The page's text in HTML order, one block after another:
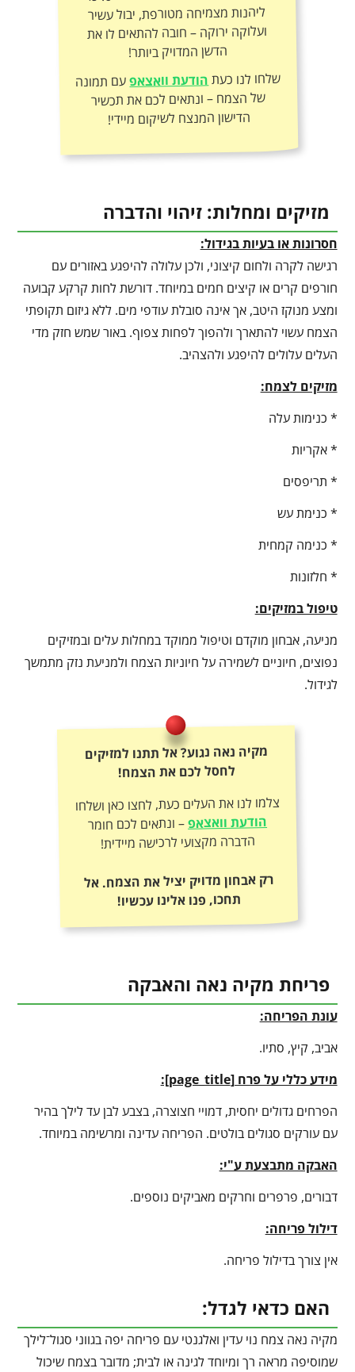
הדשן המדויק ביותר!
שלחו לנו כעתהודעת וואצאפעם תמונה
של הצמח – ונתאים לכם את תכשיר
הדישון המנצח לשיקום מיידי!
מזיקים ומחלות: זיהוי והדברה
חסרונות או בעיות בגידול:
רגישה לקרה ולחום קיצוני, ולכן עלולה להיפגע באזורים עם
חורפים קרים או קיצים חמים במיוחד. דורשת לחות קרקע קבועה
ומצע מנוקז היטב, אך אינה סובלת עודפי מים. ללא גיזום תקופתי
הצמח עשוי להתארך ולהפוך לפחות צפוף. באור שמש חזק מדי
העלים עלולים להיפגע ולהצהיב.
מזיקים לצמח:
* כנימות עלה
* אקריות
* תריפסים
* כנימת עש
* כנימה קמחית
* חלזונות
טיפול במזיקים:
מניעה, אבחון מוקדם וטיפול ממוקד במחלות עלים ובמזיקים
נפוצים, חיוניים לשמירה על חיוניות הצמח ולמניעת נזק מתמשך
לגידול.
מקיה נאה נגוע? אל תתנו למזיקים
לחסל לכם את הצמח!
צלמו לנו את העלים כעת, לחצו כאן ושלחו
הודעת וואצאפ– ונתאים לכם חומר
הדברה מקצועי לרכישה מיידית!
רק אבחון מדויק יציל את הצמח. אל
תחכו, פנו אלינו עכשיו!
פריחת מקיה נאה והאבקה
עונת הפריחה:
אביב, קיץ, סתיו.
מידע כללי על פרח [page_title
]:
הפרחים גדולים יחסית, דמויי חצוצרה, בצבע לבן עד לילך בהיר
עם עורקים סגולים בולטים. הפריחה עדינה ומרשימה במיוחד.
האבקה מתבצעת ע"י:
דבורים, פרפרים וחרקים מאביקים נוספים.
דילול פריחה:
אין צורך בדילול פריחה.
האם כדאי לגדל:
מקיה נאה צמח נוי עדין ואלגנטי עם פריחה יפה בגווני סגול־לילך
שמוסיפה מראה רך ומיוחד לגינה או לבית; מדובר בצמח שיכול